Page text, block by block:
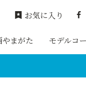
まがた モデルコ
お気に入り